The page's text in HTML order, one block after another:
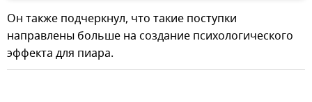
Он также подчеркнул, что такие поступки
направлены больше на создание психологического
эффекта для пиара.